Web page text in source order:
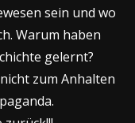
sein und wo
Warum haben
gelernt?
zum Anhalten